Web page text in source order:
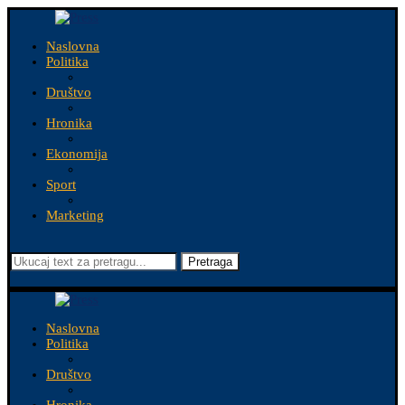
Naslovna
Politika
Društvo
Hronika
Ekonomija
Sport
Marketing
Pretraga
Naslovna
Politika
Društvo